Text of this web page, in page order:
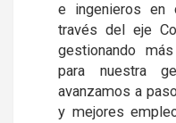
e ingenieros en
través del eje
gestionando
para nuestra
avanzamos a
y mejores